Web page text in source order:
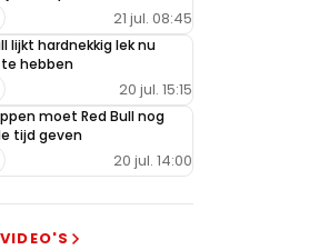
21 jul. 08:45
lijkt hardnekkig lek nu
hebben
20 jul. 15:15
moet Red Bull nog
tijd geven
20 jul. 14:00